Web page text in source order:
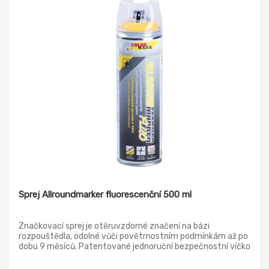
Sprej Allroundmarker fluorescenční 500 ml
Značkovací sprej je otěruvzdorné značení na bázi
rozpouštědla, odolné vůči povětrnostním podmínkám až po
dobu 9 měsíců. Patentované jednoruční bezpečnostní víčko